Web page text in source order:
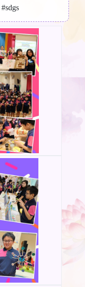
#sdgs